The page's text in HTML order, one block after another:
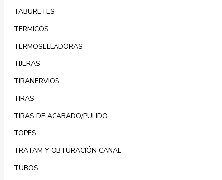
TABURETES
TERMICOS
TERMOSELLADORAS
TIJERAS
TIRANERVIOS
TIRAS
TIRAS DE ACABADO/PULIDO
TOPES
TRATAM Y OBTURACIÓN CANAL
TUBOS